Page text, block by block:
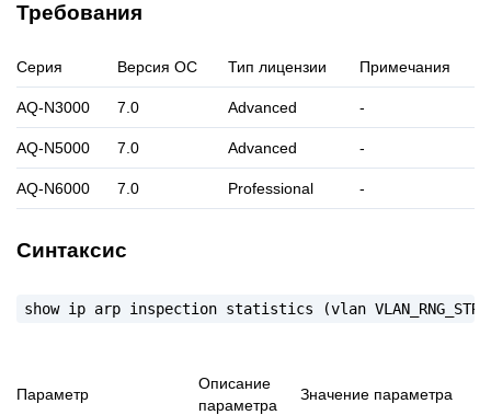
Требования
Серия Версия ОС Тип лицензии Примечания
AQ-N3000 7.0 Advanced -
AQ-N5000 7.0 Advanced -
AQ-N6000 7.0 Professional -
Синтаксис
show ip arp inspection statistics (vlan VLAN_RNG_STR|
Параметр
Описание
параметра
Значение параметра